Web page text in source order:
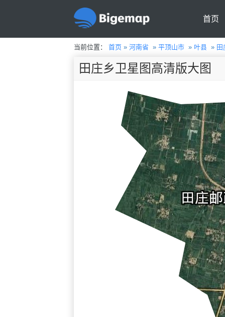
首页
当前位置： 首页» 河南省 » 平顶山市» 叶县» 田
田庄乡卫星图高清版大图